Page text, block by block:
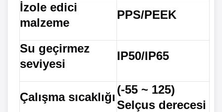
İzole edici
malzeme
PPS/PEEK
Su geçirmez
seviyesi
IP50/IP65
Çalışma sıcaklığı
(-55 ~ 125)
Selçus derecesi